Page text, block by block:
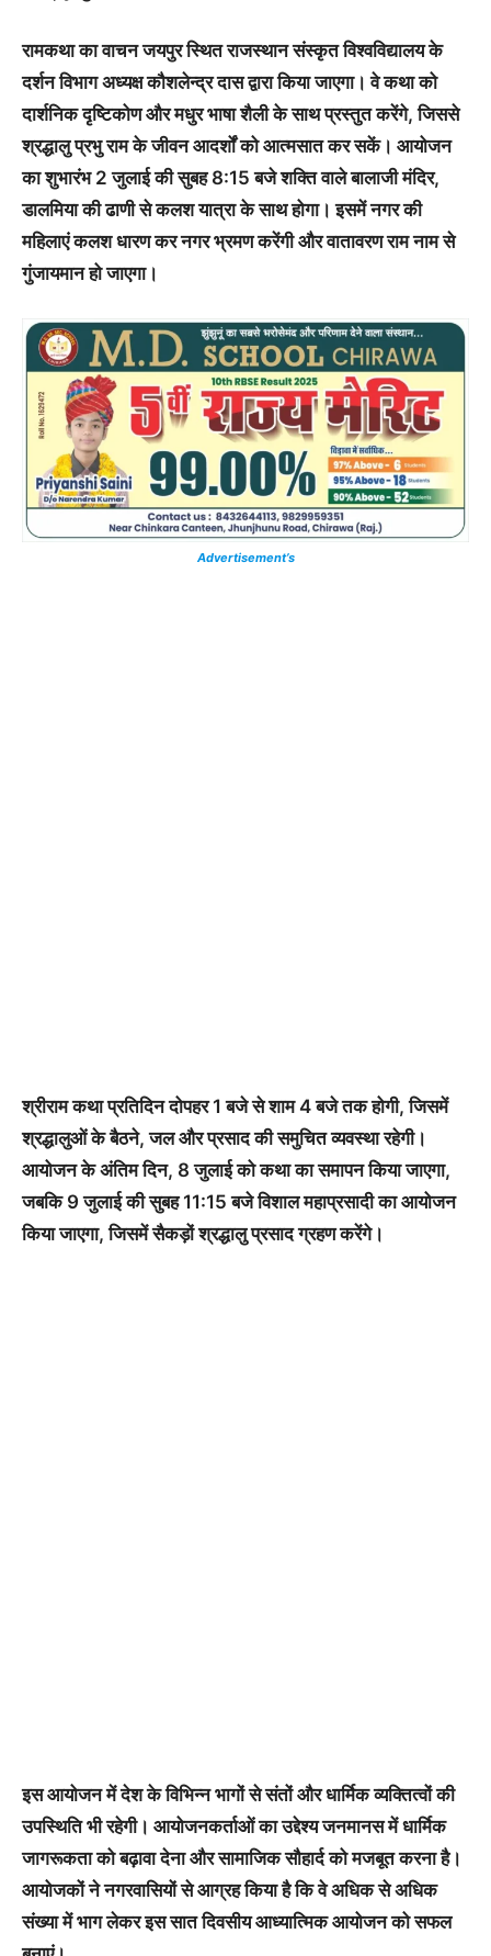
रामकथा का वाचन जयपुर स्थित राजस्थान संस्कृत विश्वविद्यालय के
दर्शन विभाग अध्यक्ष कौशलेन्द्र दास द्वारा किया जाएगा। वे कथा को
दार्शनिक दृष्टिकोण और मधुर भाषा शैली के साथ प्रस्तुत करेंगे, जिससे
श्रद्धालु प्रभु राम के जीवन आदर्शों को आत्मसात कर सकें। आयोजन
का शुभारंभ 2 जुलाई की सुबह 8:15 बजे शक्ति वाले बालाजी मंदिर,
डालमिया की ढाणी से कलश यात्रा के साथ होगा। इसमें नगर की
महिलाएं कलश धारण कर नगर भ्रमण करेंगी और वातावरण राम नाम से
गुंजायमान हो जाएगा।
Advertisement’s
श्रीराम कथा प्रतिदिन दोपहर 1 बजे से शाम 4 बजे तक होगी, जिसमें
श्रद्धालुओं के बैठने, जल और प्रसाद की समुचित व्यवस्था रहेगी।
आयोजन के अंतिम दिन, 8 जुलाई को कथा का समापन किया जाएगा,
जबकि 9 जुलाई की सुबह 11:15 बजे विशाल महाप्रसादी का आयोजन
किया जाएगा, जिसमें सैकड़ों श्रद्धालु प्रसाद ग्रहण करेंगे।
इस आयोजन में देश के विभिन्न भागों से संतों और धार्मिक व्यक्तित्वों की
उपस्थिति भी रहेगी। आयोजनकर्ताओं का उद्देश्य जनमानस में धार्मिक
जागरूकता को बढ़ावा देना और सामाजिक सौहार्द को मजबूत करना है।
आयोजकों ने नगरवासियों से आग्रह किया है कि वे अधिक से अधिक
संख्या में भाग लेकर इस सात दिवसीय आध्यात्मिक आयोजन को सफल